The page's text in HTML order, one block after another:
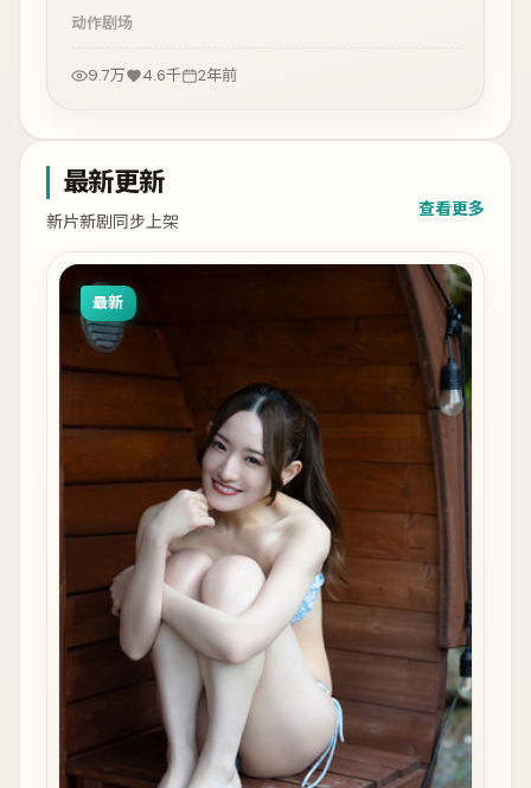
观看。
动作剧场
9.7万 4.6千 2年前
最新更新
新片新剧同步上架
查看更多
最新